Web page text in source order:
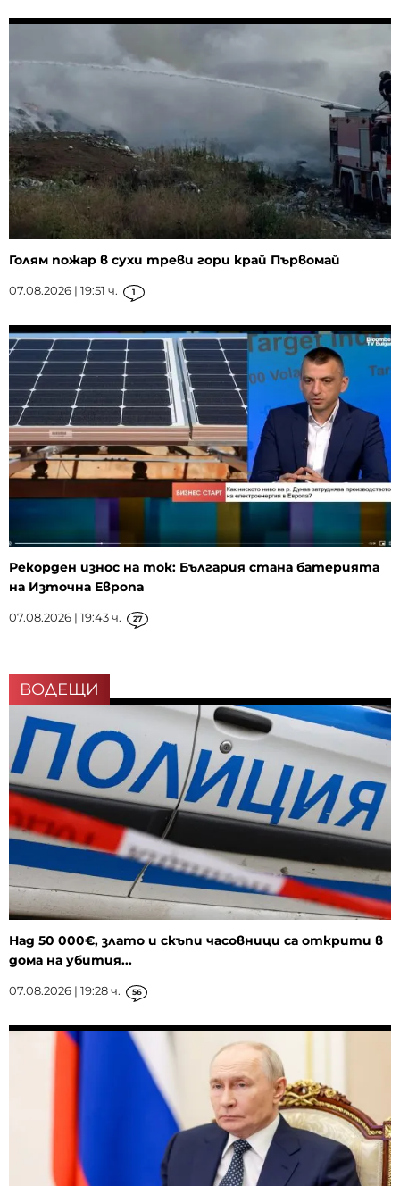
Голям пожар в сухи треви гори край Първомай
07.08.2026 | 19:51 ч. 1
Рекорден износ на ток: България стана батерията
на Източна Европа
07.08.2026 | 19:43 ч. 27
ВОДЕЩИ
Над 50 000€, злато и скъпи часовници са открити в
дома на убития...
07.08.2026 | 19:28 ч. 56